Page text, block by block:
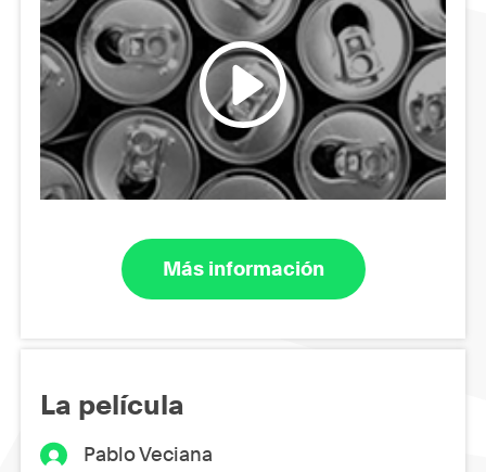
Más información
La película
Pablo Veciana